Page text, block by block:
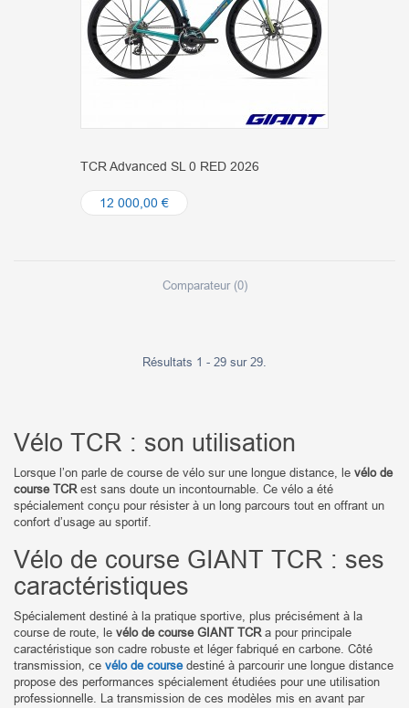
TCR Advanced SL 0 RED 2026
12 000,00 €
Comparateur (0)
Résultats 1 - 29 sur 29.
Vélo TCR : son utilisation
Lorsque l’on parle de course de vélo sur une longue distance, le vélo de
course TCR est sans doute un incontournable. Ce vélo a été
spécialement conçu pour résister à un long parcours tout en offrant un
confort d’usage au sportif.
Vélo de course GIANT TCR : ses
caractéristiques
Spécialement destiné à la pratique sportive, plus précisément à la
course de route, le vélo de course GIANT TCR a pour principale
caractéristique son cadre robuste et léger fabriqué en carbone. Côté
transmission, ce vélo de coursedestiné à parcourir une longue distance
propose des performances spécialement étudiées pour une utilisation
professionnelle. La transmission de ces modèles mis en avant par